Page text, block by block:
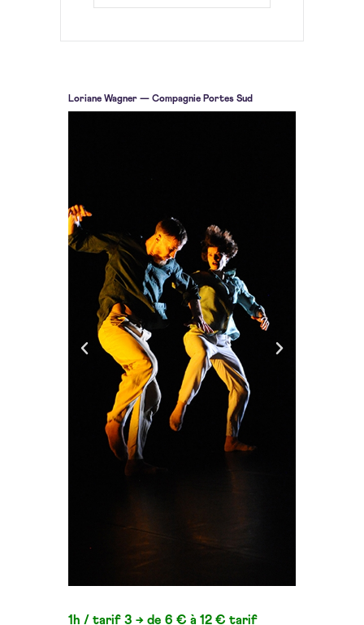
Loriane Wagner — Compagnie Portes Sud
1h / tarif 3 → de 6 € à 12 € tarif